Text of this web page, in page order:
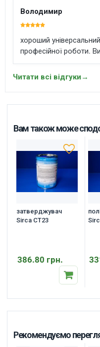
Володимир
хороший
професійної роботи.
лакофарбовими
допомагає виставити
рівномірно лягає на
без неприємних
меблевого
Читати всі відгуки →
Вам також може
затверджувач
Sirca CT23
386.80 грн.
Рекомендуємо